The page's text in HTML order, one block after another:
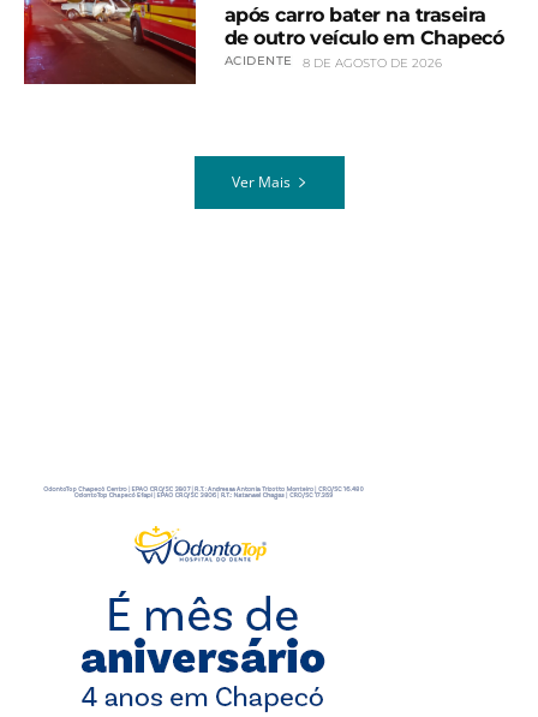
após carro bater na traseira
de outro veículo em Chapecó
ACIDENTE 8 DE AGOSTO DE 2026
Ver Mais